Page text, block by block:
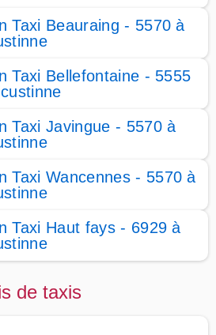
Taxi Beauraing - 5570 à
Taxi Bellefontaine - 5555
Taxi Javingue - 5570 à
Taxi Wancennes - 5570 à
Taxi Haut fays - 6929 à
de taxis